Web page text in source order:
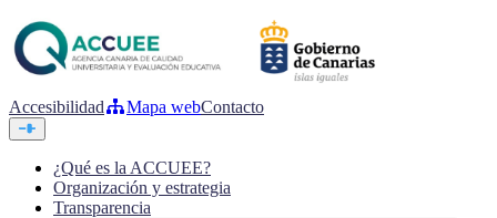
Accesibilidad Mapa webContacto
¿Qué es la ACCUEE?
Organización y estrategia
Transparencia